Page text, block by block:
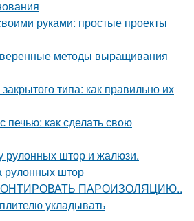
руками: простые проекты
методы выращивания
типа: как правильно их
печью: как сделать свою
рулонных штор и жалюзи.
рулонных штор
МОНТИРОВАТЬ ПАРОИЗОЛЯЦИЮ..
укладывать